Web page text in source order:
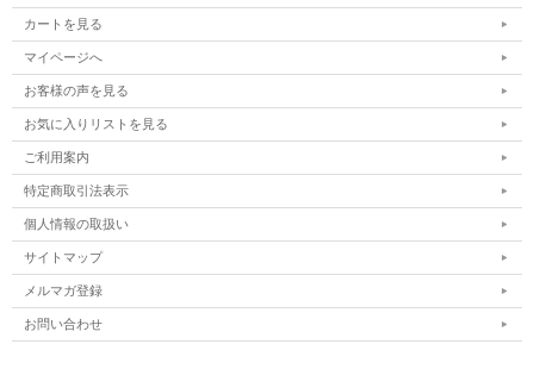
カートを見る
マイページへ
お客様の声を見る
お気に入りリストを見る
ご利用案内
特定商取引法表示
個人情報の取扱い
サイトマップ
メルマガ登録
お問い合わせ